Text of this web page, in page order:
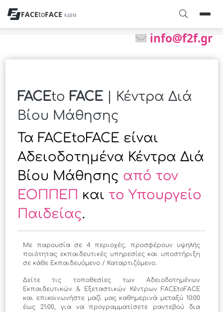
FACEtoFACE ΚΔΒΜ
info@f2f.gr
FACEto FACE | Κέντρα Διά
Βίου Μάθησης
Τα FACEtoFACE είναι
Αδειοδοτημένα Κέντρα Διά
Βίου Μάθησης από τον
ΕΟΠΠΕΠ και το Υπουργείο
Παιδείας.
Με παρουσία σε 4 περιοχές, προσφέρουν υψηλής
ποιότητας εκπαιδευτικές υπηρεσίες και υποστήριξη
σε κάθε Εκπαιδευόμενο / Καταρτιζόμενο.
Δείτε τις τοποθεσίες των Αδειοδοτημένων
Εκπαιδευτικών & Εξεταστικών Κέντρων FACEtoFACE
και επικοινωνήστε μαζί μας καθημερινά μεταξύ 10:00
έως 21:00, για να προγραμματίσετε ραντεβού δια